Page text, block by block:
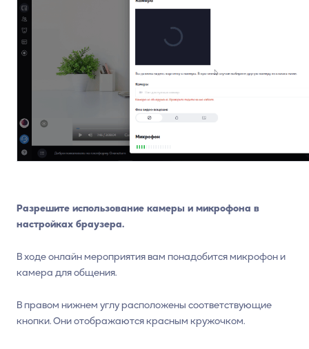
Разрешите использование камеры и микрофона в
настройках браузера.
В ходе онлайн мероприятия вам понадобится микрофон и
камера для общения.
В правом нижнем углу расположены соответствующие
кнопки. Они отображаются красным кружочком.